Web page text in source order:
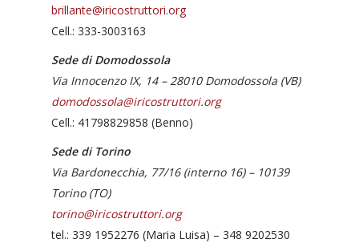
brillante@iricostruttori.org
Cell.: 333-3003163
Sede di Domodossola
Via Innocenzo IX, 14 – 28010 Domodossola (VB)
domodossola@iricostruttori.org
Cell.: 41798829858 (Benno)
Sede di Torino
Via Bardonecchia, 77/16 (interno 16) – 10139
Torino (TO)
torino@iricostruttori.org
tel.: 339 1952276 (Maria Luisa) – 348 9202530